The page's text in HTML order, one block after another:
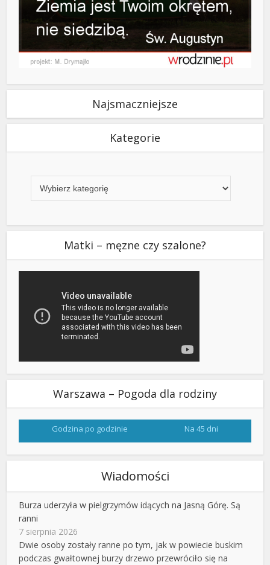
Najsmaczniejsze
Kategorie
Matki – męzne czy szalone?
Warszawa – Pogoda dla rodziny
Godzina po godzinie Na 45 dni
Wiadomości
Burza uderzyła w pielgrzymów idących na Jasną Górę. Są
ranni
7 sierpnia 2026
Dwie osoby zostały ranne po tym, jak w powiecie buskim
podczas gwałtownej burzy drzewo przewróciło się na